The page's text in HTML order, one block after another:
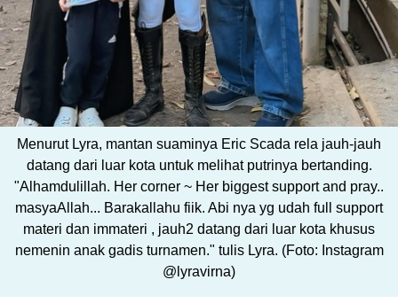
Menurut Lyra, mantan suaminya Eric Scada rela jauh-jauh
datang dari luar kota untuk melihat putrinya bertanding.
"Alhamdulillah. Her corner ~ Her biggest support and pray..
masyaAllah... Barakallahu fiik. Abi nya yg udah full support
materi dan immateri , jauh2 datang dari luar kota khusus
nemenin anak gadis turnamen." tulis Lyra. (Foto: Instagram
@lyravirna)